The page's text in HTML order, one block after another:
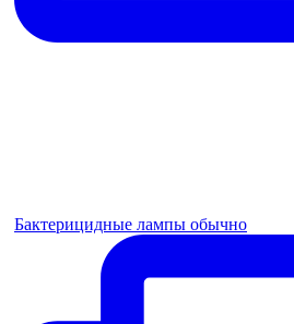
Бактерицидные лампы обычно